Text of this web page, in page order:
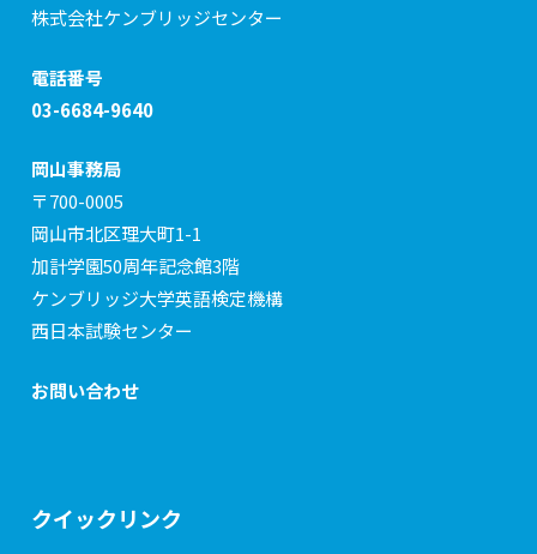
株式会社ケンブリッジセンター
電話番号
03-6684-9640
岡山事務局
〒700-0005
岡山市北区理大町1-1
加計学園50周年記念館3階
ケンブリッジ大学英語検定機構
西日本試験センター
お問い合わせ
クイックリンク